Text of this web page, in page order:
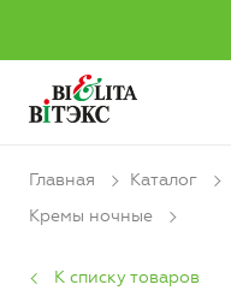
Главная Каталог
Кремы ночные
К списку товаров